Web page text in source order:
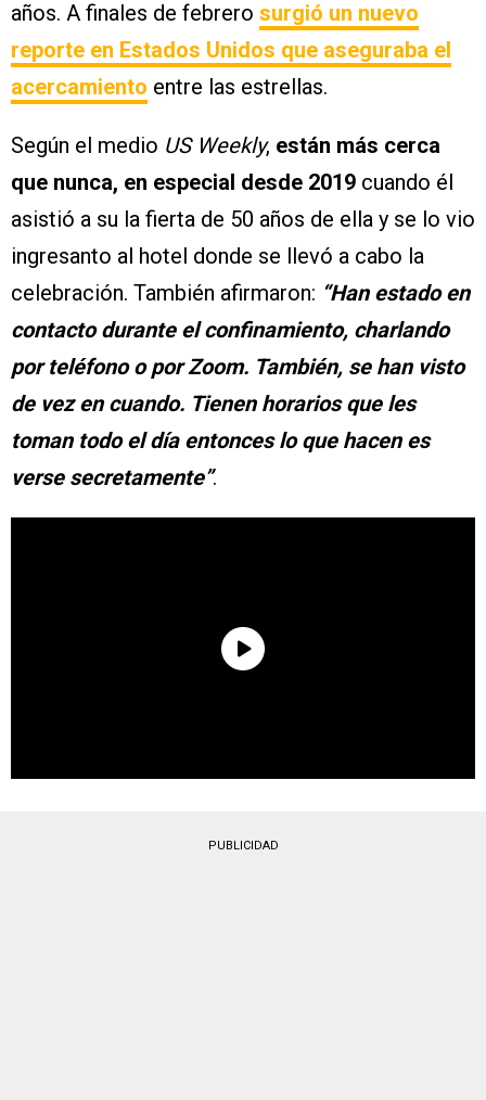
años. A finales de febrero surgió un nuevo
reporte en Estados Unidos que aseguraba el
acercamiento entre las estrellas.
Según el medio US Weekly, están más cerca
que nunca, en especial desde 2019 cuando él
asistió a su la fierta de 50 años de ella y se lo vio
ingresanto al hotel donde se llevó a cabo la
celebración. También afirmaron: “Han estado en
contacto durante el confinamiento, charlando
por teléfono o por Zoom. También, se han visto
de vez en cuando. Tienen horarios que les
toman todo el día entonces lo que hacen es
verse secretamente”.
PUBLICIDAD